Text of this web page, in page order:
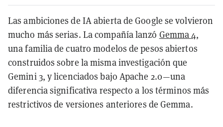
Las ambiciones de IA abierta de Google se volvieron
mucho más serias. La compañía lanzó Gemma 4,
una familia de cuatro modelos de pesos abiertos
construidos sobre la misma investigación que
Gemini 3, y licenciados bajo Apache 2.0—una
diferencia significativa respecto a los términos más
restrictivos de versiones anteriores de Gemma.